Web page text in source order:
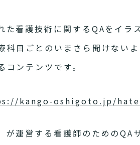
た看護技術に関するQAをイ
科目ごとのいまさら聞けない
ンテンツです。
kango-oshigoto.jp/
が運営する看護師のための